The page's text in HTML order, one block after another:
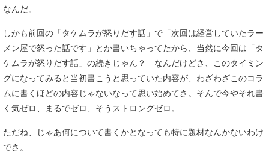
なんだ。
しかも前回の「タケムラが怒りだす話」で「次回は経営していたラー
メン屋で怒った話です」とか書いちゃってたから、当然に今回は「タ
ケムラが怒りだす話」の続きじゃん？ なんだけどさ、このタイミン
グになってみると当初書こうと思っていた内容が、わざわざこのコラ
ムに書くほどの内容じゃないなって思い始めてさ。そんで今やそれ書
く気ゼロ、まるでゼロ、そうストロングゼロ。
ただね、じゃあ何について書くかとなっても特に題材なんかないわけ
でさ。